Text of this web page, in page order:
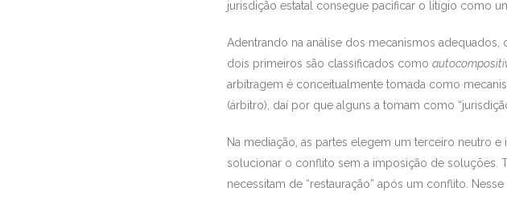
jurisdição estatal consegue pacificar o litígio como
Adentrando na análise dos mecanismos adequados,
dois primeiros são classificados como
arbitragem é conceitualmente tomada como
(árbitro), daí por que alguns a tomam como
Na mediação, as partes elegem um terceiro neutro
solucionar o conflito sem a imposição de soluções.
necessitam de “restauração” após um conflito.